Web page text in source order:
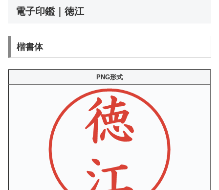
電子印鑑｜徳江
楷書体
PNG形式